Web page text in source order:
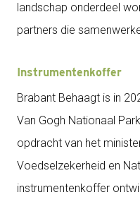
landschap onderdeel
partners die
Instrumentenkoffer
Brabant Behaagt is in
Van Gogh Nationaal
opdracht van het
Voedselzekerheid en
instrumentenkoffer